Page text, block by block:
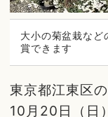
大小の菊盆栽など
賞できます
東京都江東区
10月20日（日